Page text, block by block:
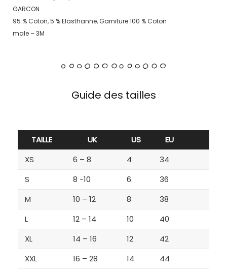
GARCON
95 % Coton, 5 % Elasthanne, Garniture 100 % Coton
male – 3M
Guide des tailles
TAILLE UK US
EU
XS
6 – 8 4
34
S
8 -10 6
36
M
10 – 12 8
38
L
12 – 14 10
40
XL
14 – 16 12
42
XXL
16 – 28 14 44